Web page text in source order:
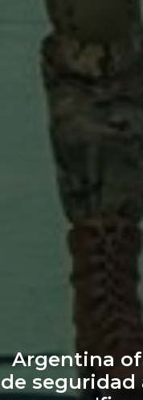
Argentina
de seguridad